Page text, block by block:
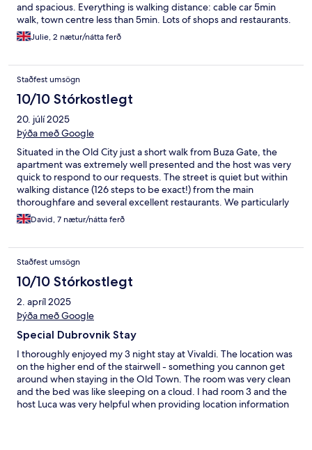
and spacious. Everything is walking distance: cable car 5min
walk, town centre less than 5min. Lots of shops and restaurants.
Julie, 2 nætur/nátta ferð
Staðfest umsögn
10/10 Stórkostlegt
20. júlí 2025
Þýða með Google
Situated in the Old City just a short walk from Buza Gate, the
apartment was extremely well presented and the host was very
quick to respond to our requests. The street is quiet but within
walking distance (126 steps to be exact!) from the main
thoroughfare and several excellent restaurants. We particularly
liked the style/ cleanliness of the apartment and the excellent
coffee machine.
David, 7 nætur/nátta ferð
Staðfest umsögn
10/10 Stórkostlegt
2. apríl 2025
Þýða með Google
Special Dubrovnik Stay
I thoroughly enjoyed my 3 night stay at Vivaldi. The location was
on the higher end of the stairwell - something you cannon get
around when staying in the Old Town. The room was very clean
and the bed was like sleeping on a cloud. I had room 3 and the
host Luca was very helpful when providing location information